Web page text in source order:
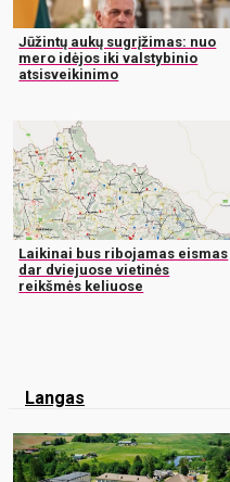
Jūžintų aukų sugrįžimas: nuo
mero idėjos iki valstybinio
atsisveikinimo
Laikinai bus ribojamas eismas
dar dviejuose vietinės
reikšmės keliuose
Langas